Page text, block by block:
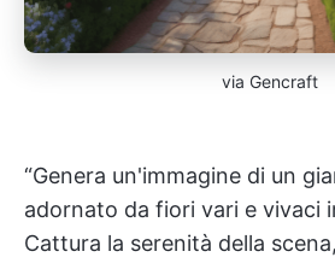
via Gencraft
“Genera un'immagine di un
adornato da fiori vari e vivaci
Cattura la serenità della